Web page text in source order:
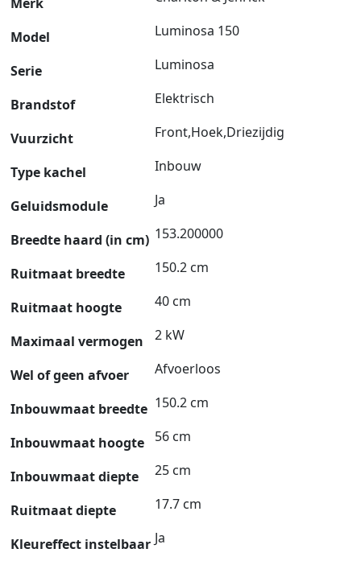
Model Luminosa 150
Serie Luminosa
Brandstof Elektrisch
Vuurzicht Front,Hoek,Driezijdig
Type kachel Inbouw
Geluidsmodule Ja
Breedte haard (in cm) 153.200000
Ruitmaat breedte 150.2 cm
Ruitmaat hoogte 40 cm
Maximaal vermogen 2 kW
Wel of geen afvoer Afvoerloos
Inbouwmaat breedte 150.2 cm
Inbouwmaat hoogte 56 cm
Inbouwmaat diepte 25 cm
Ruitmaat diepte 17.7 cm
Kleureffect instelbaar Ja